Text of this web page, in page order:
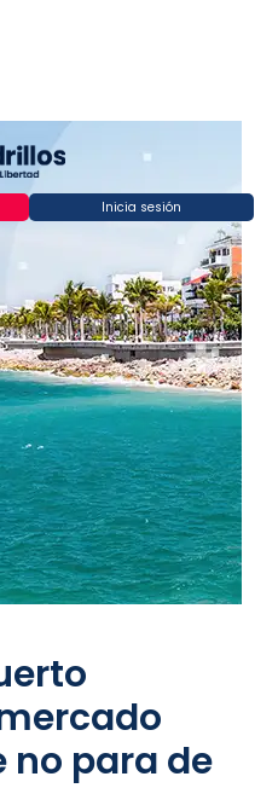
Inicia sesión
para de